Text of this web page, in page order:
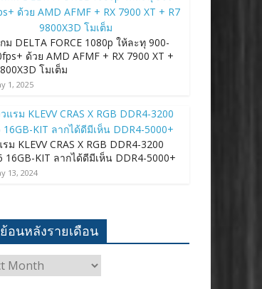
ม DELTA FORCE 1080p ให้ละทุ 900-
ด้วย AMD AFMF + RX 7900 XT +
โมเต็ม
1, 2025
ม KLEVV CRAS X RGB DDR4-3200
16GB-KIT ลากได้ดีมีเห็น DDR4-5000+
13, 2024
อนหลังรายเดือน